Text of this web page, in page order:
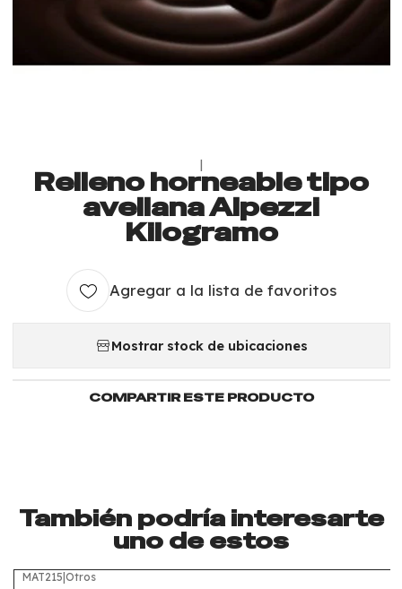
|
Relleno horneable tipo
avellana Alpezzi
Kilogramo
Agregar a la lista de favoritos
Mostrar stock de ubicaciones
COMPARTIR ESTE PRODUCTO
También podría interesarte
uno de estos
MAT215|Otros